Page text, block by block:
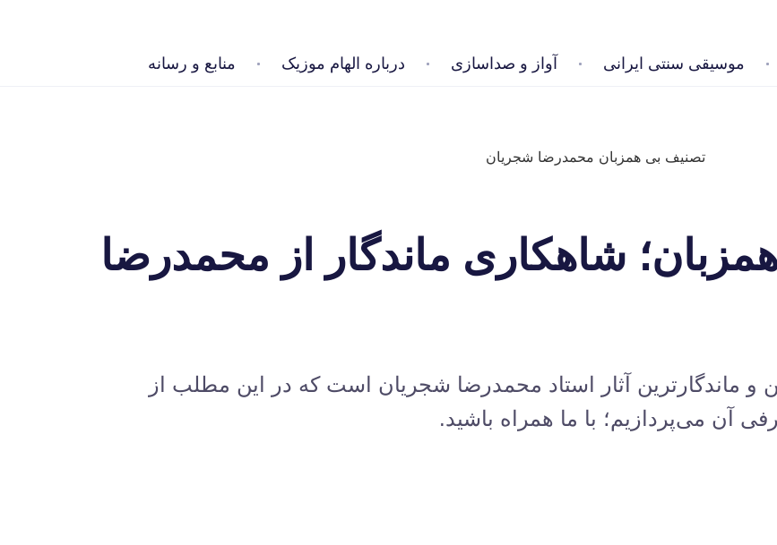
موسیقی سنتی ایرانی آواز و صداسازی درباره الهام موزیک منابع و رسانه
شاهکاری ماندگار از محمدرضا
ماندگارترین آثار استاد محمدرضا شجریان است که در این مطلب از
آن می‌پردازیم؛ با ما همراه باشید.